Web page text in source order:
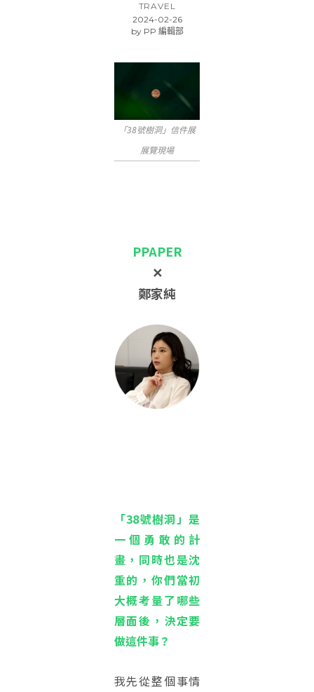
TRAVEL
2024-02-26
byPP 編輯部
「38號樹洞」信件展
展覽現場
PPAPER
✕
鄭家純
「38號樹洞」是
一個勇敢的計
畫，同時也是沈
重的，你們當初
大概考量了哪些
層面後，決定要
做這件事？
我先從整個事情